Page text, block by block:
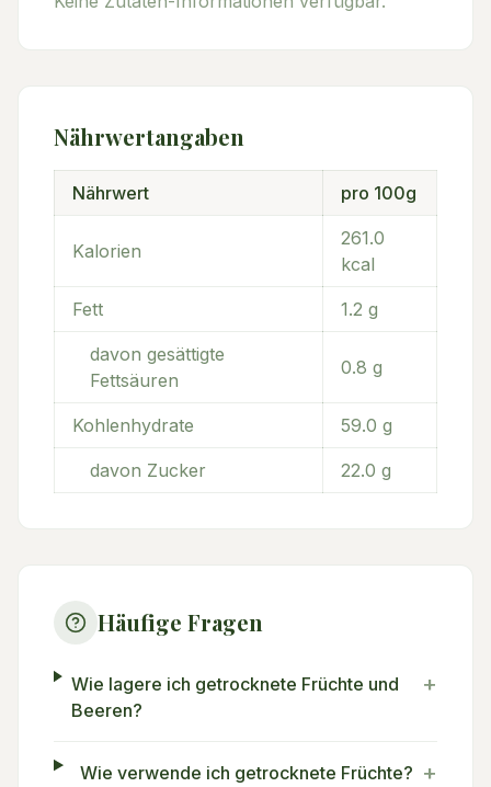
Nährwertangaben
Nährwert pro 100g
Kalorien
261.0
kcal
Fett 1.2 g
davon gesättigte
Fettsäuren
0.8 g
Kohlenhydrate 59.0 g
davon Zucker 22.0 g
Häufige Fragen
Wie lagere ich getrocknete Früchte und
Beeren?
+
Wie verwende ich getrocknete Früchte? +